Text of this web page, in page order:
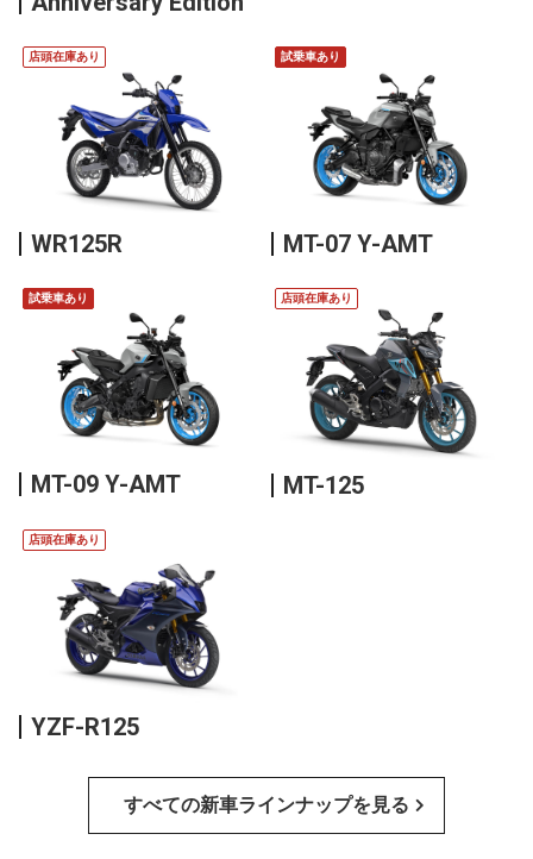
店頭在庫あり
WR125R
試乗車あり
MT-07 Y-AMT
試乗車あり
MT-09 Y-AMT
店頭在庫あり
MT-125
店頭在庫あり
YZF-R125
すべての新車ラインナップを見る